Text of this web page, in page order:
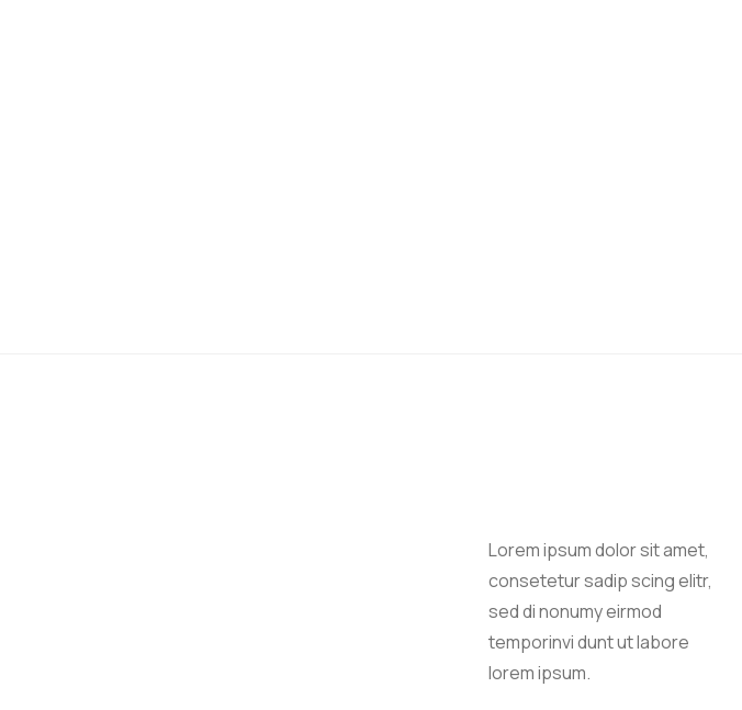
Lorem ipsum dolor sit amet,
consetetur sadip scing elitr,
sed di nonumy eirmod
temporinvi dunt ut labore
lorem ipsum.